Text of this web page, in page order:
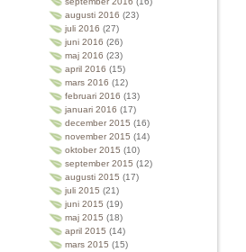
augusti 2016 (23)
juli 2016 (27)
juni 2016 (26)
maj 2016 (23)
april 2016 (15)
mars 2016 (12)
februari 2016 (13)
januari 2016 (17)
december 2015 (16)
november 2015 (14)
oktober 2015 (10)
september 2015 (12)
augusti 2015 (17)
juli 2015 (21)
juni 2015 (19)
maj 2015 (18)
april 2015 (14)
mars 2015 (15)